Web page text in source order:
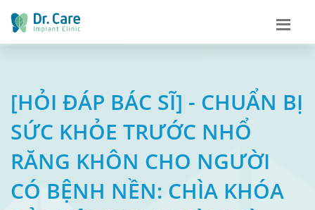
[HỎI ĐÁP BÁC SĨ] - CHUẨN BỊ
SỨC KHỎE TRƯỚC NHỔ
RĂNG KHÔN CHO NGƯỜI
CÓ BỆNH NỀN: CHÌA KHÓA